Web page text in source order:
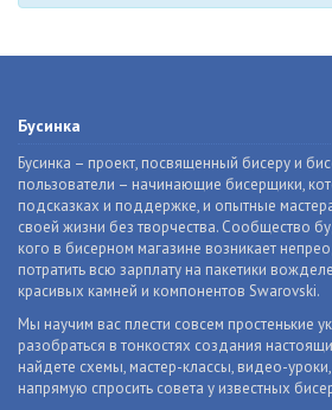
Бусинка
Бусинка – проект, посвященный бисеру и
пользователи – начинающие бисерщики,
подсказках и поддержке, и опытные
своей жизни без творчества. Сообщество
кого в бисерном магазине возникает
потратить всю зарплату на пакетики
красивых камней и компонентов Swarovski.
Мы научим вас плести совсем простенькие
разобраться в тонкостях создания
найдете схемы, мастер-классы, видео-
напрямую спросить совета у известных